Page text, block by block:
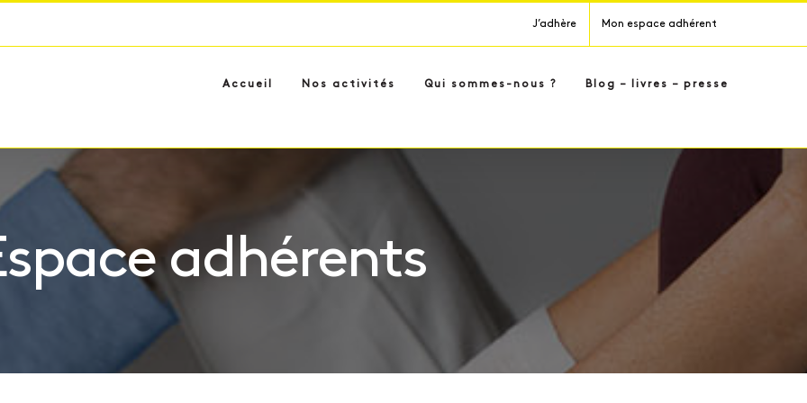
J’adhère Mon espace adhérent
Accueil Nos activités Qui sommes-nous ? Blog – livres – presse
adhérents